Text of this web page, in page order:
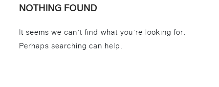
NOTHING FOUND
It seems we can’t find what you’re looking for.
Perhaps searching can help.